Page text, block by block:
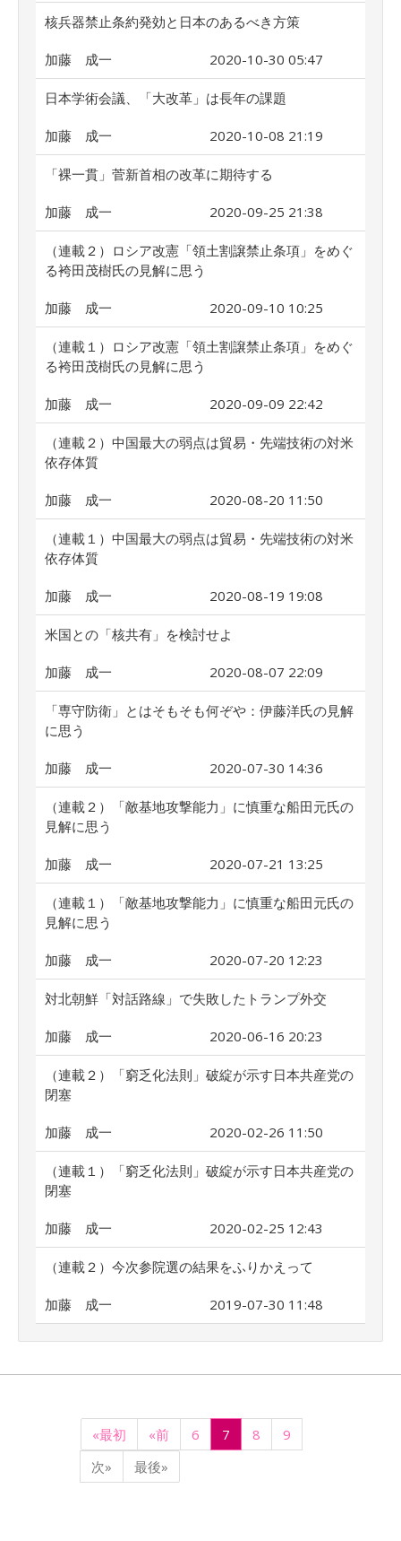
核兵器禁止条約発効と日本のあるべき方策
加藤 成一 2020-10-30 05:47
日本学術会議、「大改革」は長年の課題
加藤 成一 2020-10-08 21:19
「裸一貫」菅新首相の改革に期待する
加藤 成一 2020-09-25 21:38
（連載２）ロシア改憲「領土割譲禁止条項」をめぐ
る袴田茂樹氏の見解に思う
加藤 成一 2020-09-10 10:25
（連載１）ロシア改憲「領土割譲禁止条項」をめぐ
る袴田茂樹氏の見解に思う
加藤 成一 2020-09-09 22:42
（連載２）中国最大の弱点は貿易・先端技術の対米
依存体質
加藤 成一 2020-08-20 11:50
（連載１）中国最大の弱点は貿易・先端技術の対米
依存体質
加藤 成一 2020-08-19 19:08
米国との「核共有」を検討せよ
加藤 成一 2020-08-07 22:09
「専守防衛」とはそもそも何ぞや：伊藤洋氏の見解
に思う
加藤 成一 2020-07-30 14:36
（連載２）「敵基地攻撃能力」に慎重な船田元氏の
見解に思う
加藤 成一 2020-07-21 13:25
（連載１）「敵基地攻撃能力」に慎重な船田元氏の
見解に思う
加藤 成一 2020-07-20 12:23
対北朝鮮「対話路線」で失敗したトランプ外交
加藤 成一 2020-06-16 20:23
（連載２）「窮乏化法則」破綻が示す日本共産党の
閉塞
加藤 成一 2020-02-26 11:50
（連載１）「窮乏化法則」破綻が示す日本共産党の
閉塞
加藤 成一 2020-02-25 12:43
（連載２）今次参院選の結果をふりかえって
加藤 成一 2019-07-30 11:48
«最初 «前 6 7 8
9
次»
最後»